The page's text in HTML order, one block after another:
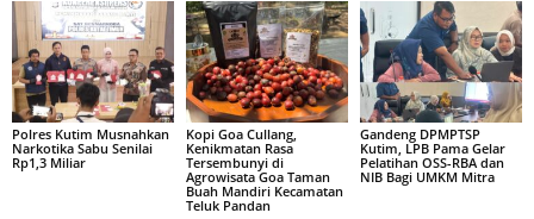
Polres Kutim Musnahkan
Narkotika Sabu Senilai
Rp1,3 Miliar
Kopi Goa Cullang,
Kenikmatan Rasa
Tersembunyi di
Agrowisata Goa Taman
Buah Mandiri Kecamatan
Teluk Pandan
Gandeng DPMPTSP
Kutim, LPB Pama Gelar
Pelatihan OSS-RBA dan
NIB Bagi UMKM Mitra